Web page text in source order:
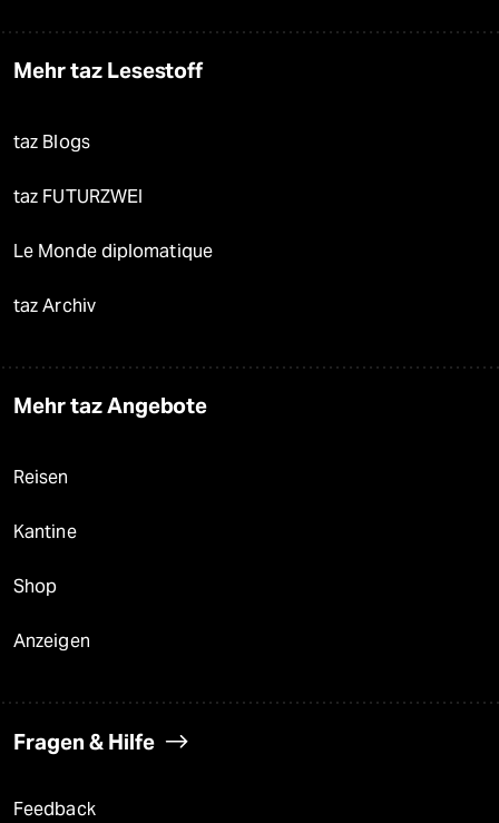
Mehr taz Lesestoff
taz Blogs
taz FUTURZWEI
Le Monde diplomatique
taz Archiv
Mehr taz Angebote
Reisen
Kantine
Shop
Anzeigen
Fragen & Hilfe
Feedback